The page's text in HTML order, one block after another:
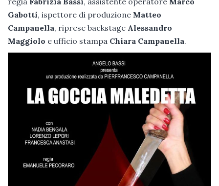
Gabotti, ispettore di produzione Matteo
Campanella, riprese backstage Alessandro
Maggiolo e ufficio stampa Chiara Campanella.